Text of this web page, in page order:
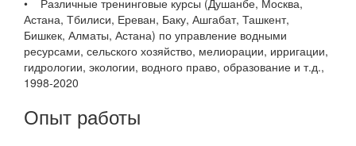
• Различные тренинговые курсы (Душанбе, Москва,
Астана, Тбилиси, Ереван, Баку, Ашгабат, Ташкент,
Бишкек, Алматы, Астана) по управление водными
ресурсами, сельского хозяйство, мелиорации, ирригации,
гидрологии, экологии, водного право, образование и т.д.,
1998-2020
Опыт работы